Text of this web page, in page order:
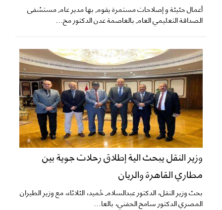
أعمال حثيثة و إصلاحات مستمرة يقوم بها مدير عام مستشفى
الصداقة التعليمي العام بالعاصمة عدن الدكتور مح...
وزير النقل يبحث الية إطلاق رحلات جوية بين
مطاري القاهرة والريان
بحث وزير النقل، الدكتور عبدالسلام حُميد، الثلاثاء، مع وزير الطيران
المصري الدكتور سامح الحفني، بالعا...